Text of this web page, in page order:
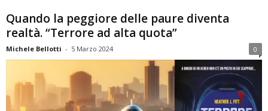
Quando la peggiore delle paure diventa
realtà. “Terrore ad alta quota”
Michele Bellotti - 5 Marzo 2024 0